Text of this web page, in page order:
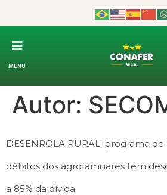
MENU
Autor:
DESENROLA RURAL: programa
débitos dos agrofamiliares tem
a 85% da dívida